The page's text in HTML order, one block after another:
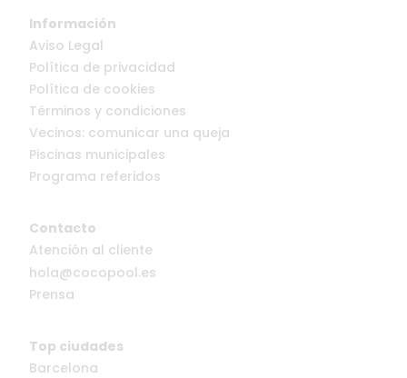
Información
Aviso Legal
Política de privacidad
Política de cookies
Términos y condiciones
Vecinos: comunicar una queja
Piscinas municipales
Programa referidos
Contacto
Atención al cliente
hola@cocopool.es
Prensa
Top ciudades
Barcelona